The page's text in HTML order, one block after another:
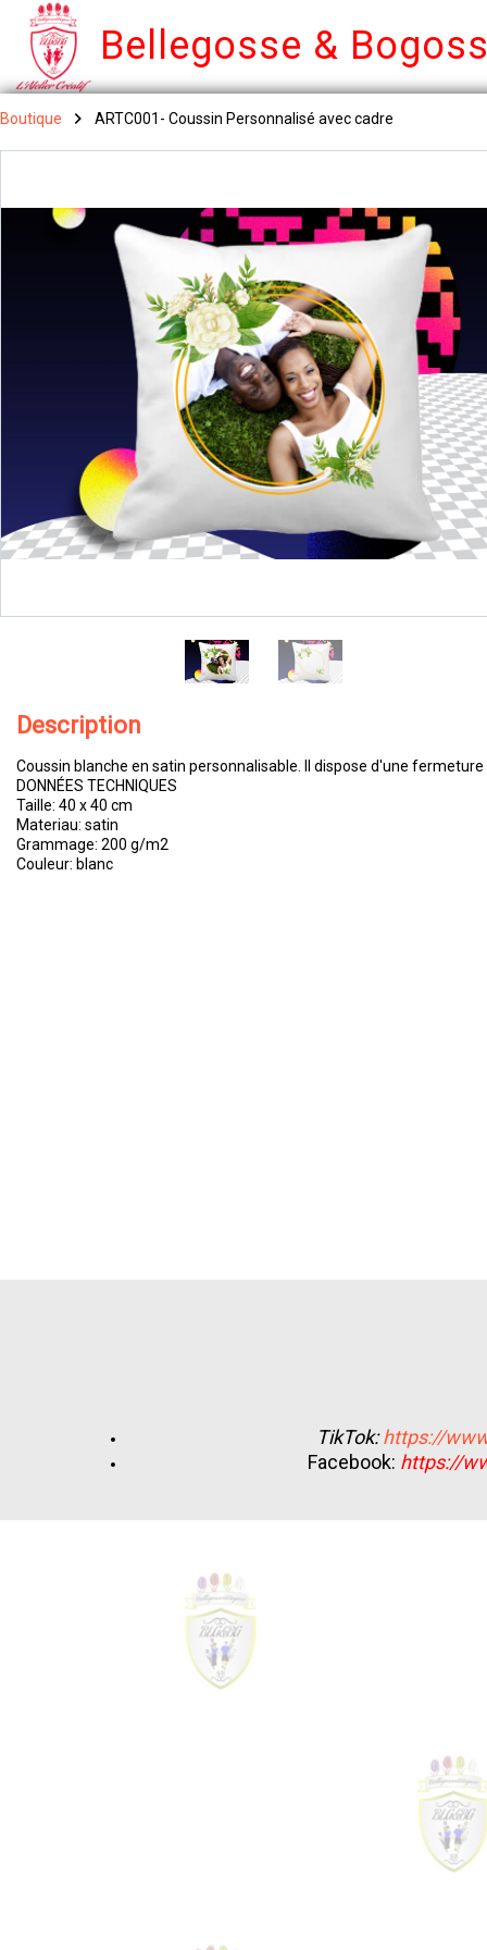
Bellegosse &
Boutique ARTC001- Coussin Personnalisé avec cadre
Description
Coussin blanche en satin personnalisable. Il dispose d'une
DONNÉES TECHNIQUES
Taille: 40 x 40 cm
Materiau: satin
Grammage: 200 g/m2
Couleur: blanc
TikTok:https://
Facebook: https://